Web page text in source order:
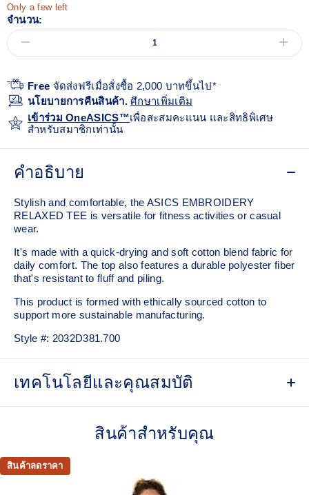
Only a few left
จำนวน:
Free จัดส่งฟรีเมื่อสั่งซื้อ 2,000 บาทขึ้นไป*
นโยบายการคืนสินค้า.ศีกษาเพิ่มเติม
เข้าร่วม OneASICS™เพื่อสะสมคะแนน และสิทธิพิเศษ
สำหรับสมาชิกเท่านั้น
คำอธิบาย
Stylish and comfortable, the ASICS EMBROIDERY
RELAXED TEE is versatile for fitness activities or casual
wear.
It's made with a quick-drying and soft cotton blend fabric for
daily comfort. The top also features a durable polyester fiber
that's resistant to fluff and piling.
This product is formed with ethically sourced cotton to
support more sustainable manufacturing.
Style #: 2032D381.700
เทคโนโลยีและคุณสมบัติ
Soft cotton blend fabric.
ASICS Spiral logo embroidery on the chest.
Regular fit, cropped length.
สินค้าสำหรับคุณ
สินค้าลดราคา